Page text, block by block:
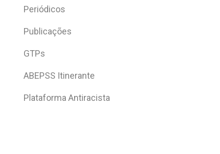
Periódicos
Publicações
GTPs
ABEPSS Itinerante
Plataforma Antiracista